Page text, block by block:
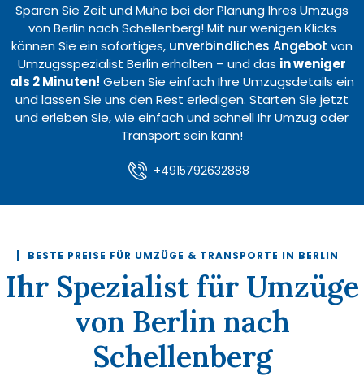
Sparen Sie Zeit und Mühe bei der Planung Ihres Umzugs
von Berlin nach Schellenberg! Mit nur wenigen Klicks
können Sie ein sofortiges, unverbindliches Angebot von
Umzugsspezialist Berlin erhalten – und das in weniger
als 2 Minuten! Geben Sie einfach Ihre Umzugsdetails ein
und lassen Sie uns den Rest erledigen. Starten Sie jetzt
und erleben Sie, wie einfach und schnell Ihr Umzug oder
Transport sein kann!
+4915792632888
BESTE PREISE FÜR UMZÜGE & TRANSPORTE IN BERLIN
Ihr Spezialist für Umzüge
von Berlin nach
Schellenberg